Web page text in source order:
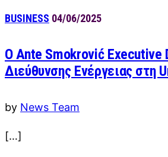
BUSINESS 04/06/2025
O Ante Smokrović Executive
Διεύθυνσης Ενέργειας στη
by News Team
[…]